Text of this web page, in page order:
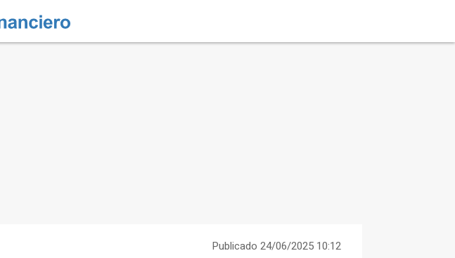
Publicado 24/06/2025 10:12